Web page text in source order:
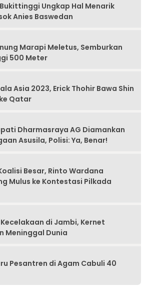
Bukittinggi Ungkap Hal Menarik
Anies Baswedan
Marapi Meletus, Semburkan
500 Meter
Asia 2023, Erick Thohir Bawa Shin
Qatar
Dharmasraya AG Diamankan
Asusila, Polisi: Ya, Benar!
Besar, Rinto Wardana
Mulus ke Kontestasi Pilkada
di Jambi, Kernet
Meninggal Dunia
Pesantren di Agam Cabuli 40